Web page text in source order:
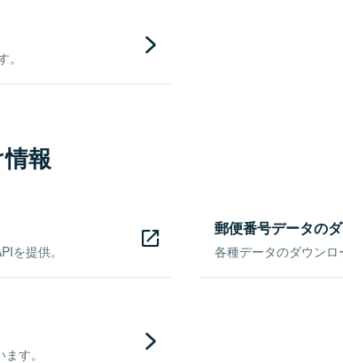
報
を提供。
郵便番号データの
各種データのダウンロ
す。